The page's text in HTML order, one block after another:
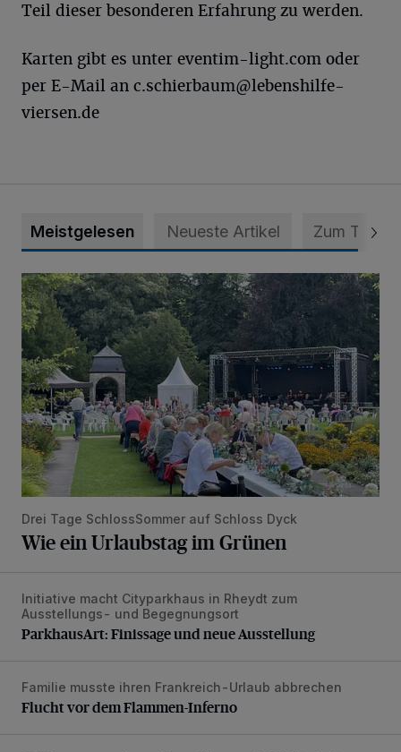
Teil dieser besonderen Erfahrung zu werden.
Karten gibt es unter eventim-light.com oder
per E-Mail an c.schierbaum@lebenshilfe-
viersen.de
Meistgelesen Neueste Artikel Zum Thema
Wie ein Urlaubstag im Grünen
Drei Tage SchlossSommer auf Schloss Dyck
Wie ein Urlaubstag im Grünen
ParkhausArt: Finissage und neue Ausstellung
Initiative macht Cityparkhaus in Rheydt zum
Ausstellungs- und Begegnungsort
ParkhausArt: Finissage und neue Ausstellung
Flucht vor dem Flammen-Inferno
Familie musste ihren Frankreich-Urlaub abbrechen
Flucht vor dem Flammen-Inferno